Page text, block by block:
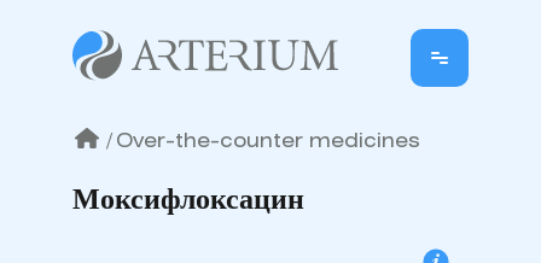
/ Over-the-counter medicines
Моксифлоксацин